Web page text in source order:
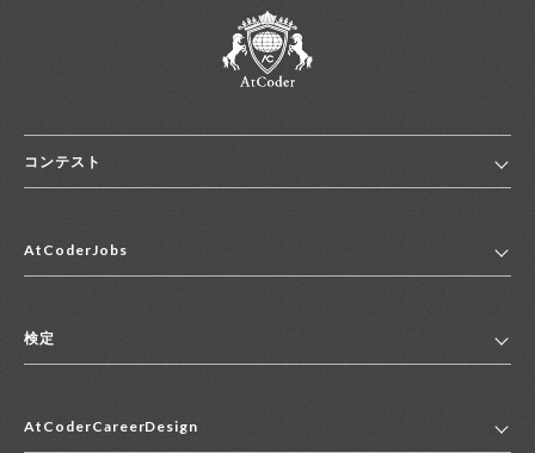
コンテスト
コンテスト一覧
便利リンク集
AtCoderJobs
2027年新卒採用求人一覧
中途採用求人一覧
検定
マイページ
AtCoderCareerDesign